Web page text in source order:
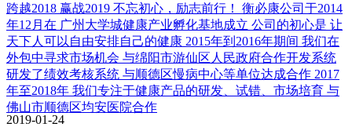
跨越2018 赢战2019 不忘初心，励志前行！ 衡必康公司于2014
年12月在 广州大学城健康产业孵化基地成立 公司的初心是 让
天下人可以自由安排自己的健康 2015年到2016年期间 我们在
外包中寻求市场机会 与绵阳市游仙区人民政府合作开发系统
研发了绩效考核系统 与顺德区慢病中心等单位达成合作 2017
年至2018年 我们专注于健康产品的研发、试错、市场培育 与
佛山市顺德区均安医院合作
2019-01-24